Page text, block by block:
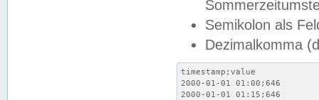
Semikolon als
Dezimalkomma
timestamp;value
2000-01-01 01:00;646
2000-01-01 01:15;646